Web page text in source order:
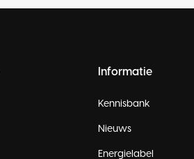
Informatie
Kennisbank
Nieuws
Energielabel